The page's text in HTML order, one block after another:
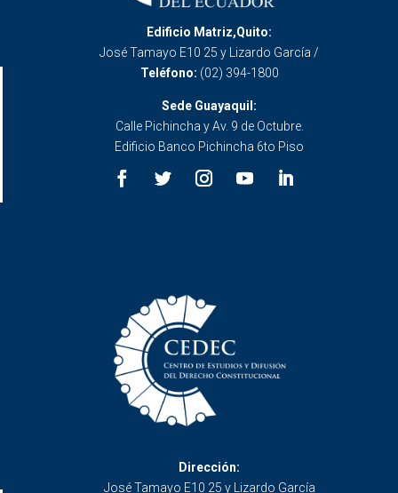
Edificio Matriz,Quito:
José Tamayo E10 25 y Lizardo García /
Teléfono: (02) 394-1800
Sede Guayaquil:
Calle Pichincha y Av. 9 de Octubre.
Edificio Banco Pichincha 6to Piso
Dirección:
José Tamayo E10 25 y Lizardo García